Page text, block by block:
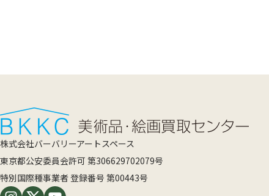
株式会社バーバリーアートスペース
東京都公安委員会許可 第306629702079号
特別国際種事業者 登録番号 第00443号